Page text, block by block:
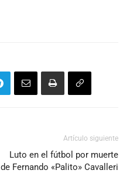
Artículo siguiente
Luto en el fútbol por muerte
de Fernando «Palito» Cavalleri